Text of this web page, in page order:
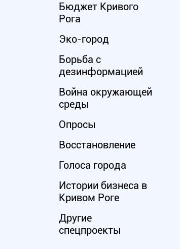
Бюджет Кривого
Рога
Эко-город
Борьба с
дезинформацией
Война окружающей
среды
Опросы
Восстановление
Голоса города
Истории бизнеса в
Кривом Роге
Другие
спецпроекты